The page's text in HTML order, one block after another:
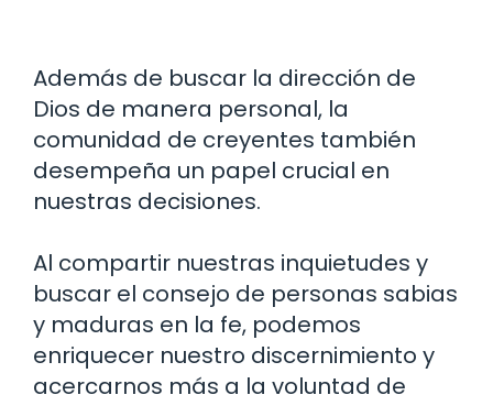
Además de buscar la dirección de
Dios de manera personal, la
comunidad de creyentes también
desempeña un papel crucial en
nuestras decisiones.
Al compartir nuestras inquietudes y
buscar el consejo de personas sabias
y maduras en la fe, podemos
enriquecer nuestro discernimiento y
acercarnos más a la voluntad de